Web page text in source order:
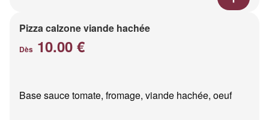
Pizza calzone viande hachée
Dès 10.00 €
Base sauce tomate, fromage, viande hachée, oeuf